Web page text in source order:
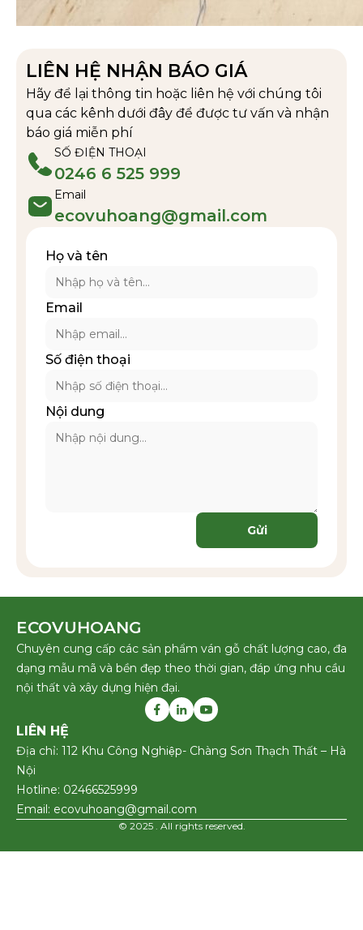
LIÊN HỆ NHẬN BÁO GIÁ
Hãy để lại thông tin hoặc liên hệ với chúng tôi
qua các kênh dưới đây để được tư vấn và nhận
báo giá miễn phí
SỐ ĐIỆN THOẠI
0246 6 525 999
Email
ecovuhoang@gmail.com
Họ và tên
Email
Số điện thoại
Nội dung
Gửi
ECOVUHOANG
Chuyên cung cấp các sản phẩm ván gỗ chất lượng cao, đa
dạng mẫu mã và bền đẹp theo thời gian, đáp ứng nhu cầu
nội thất và xây dựng hiện đại.
LIÊN HỆ
Địa chỉ: 112 Khu Công Nghiệp- Chàng Sơn Thạch Thất – Hà
Nội
Hotline: 02466525999
Email: ecovuhoang@gmail.com
© 2025 . All rights reserved.